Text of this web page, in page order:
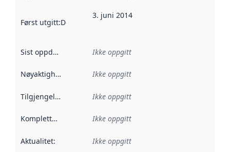
Først utgitt:Denne datoen sier når dataene i dette
3. juni 2014
Sist oppdatert Ikke oppgitt
Nøyaktighet Ikke oppgitt
Tilgjengelighet Ikke oppgitt
Kompletthet Ikke oppgitt
Aktualitet: Ikke oppgitt